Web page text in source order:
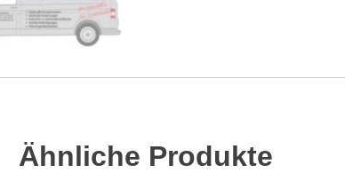
Ähnliche Produkte